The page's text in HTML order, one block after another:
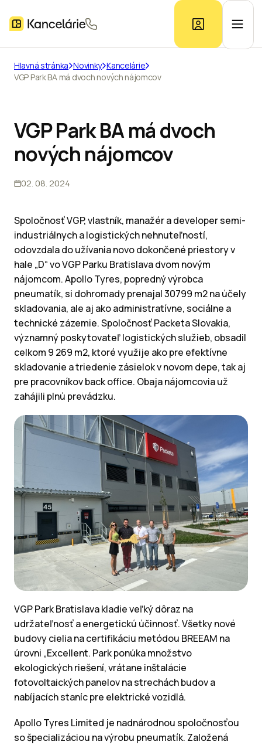
Ponuka kancelárií
Prieskum trhu
Kontakt
Hlavná stránka Novinky Kancelárie
VGP Park BA má dvoch nových nájomcov
VGP Park BA má dvoch
nových nájomcov
02. 08. 2024
Spoločnosť VGP, vlastník, manažér a developer semi-
industriálnych a logistických nehnuteľností,
odovzdala do užívania novo dokončené priestory v
hale „D“ vo VGP Parku Bratislava dvom novým
nájomcom. Apollo Tyres, popredný výrobca
pneumatík, si dohromady prenajal 30799 m2 na účely
skladovania, ale aj ako administratívne, sociálne a
technické zázemie. Spoločnosť Packeta Slovakia,
významný poskytovateľ logistických služieb, obsadil
celkom 9 269 m2, ktoré využije ako pre efektívne
skladovanie a triedenie zásielok v novom depe, tak aj
pre pracovníkov back office. Obaja nájomcovia už
zahájili plnú prevádzku.
VGP Park Bratislava kladie veľký dôraz na
udržateľnosť a energetickú účinnosť. Všetky nové
budovy cielia na certifikáciu metódou BREEAM na
úrovni „Excellent. Park ponúka množstvo
ekologických riešení, vrátane inštalácie
fotovoltaických panelov na strechách budov a
nabíjacích staníc pre elektrické vozidlá.
Apollo Tyres Limited je nadnárodnou spoločnosťou
so špecializáciou na výrobu pneumatík. Založená